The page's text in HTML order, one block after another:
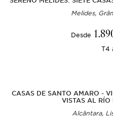
Melides,
Desde
T4
CASAS DE SANTO AMARO -
VISTAS AL RÍO
Alcântara,